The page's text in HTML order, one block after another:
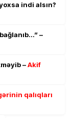
indi alsın?
–
–Akif
qalıqları